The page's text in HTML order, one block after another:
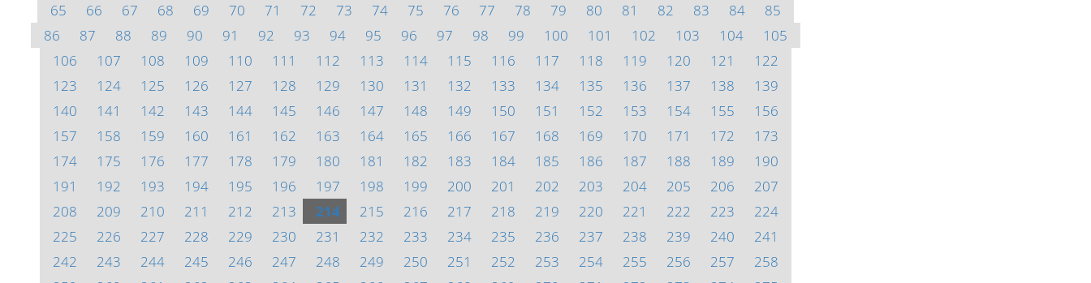
65
66 67 68 69 70 71 72 73 74 75 76 77 78 79 80 81 82 83 84
85
86
87 88 89 90 91 92 93 94 95 96 97 98 99 100 101 102 103 104
105
106
107 108 109 110 111 112 113 114 115 116 117 118 119 120 121
122
123
124 125 126 127 128 129 130 131 132 133 134 135 136 137 138
139
140
141 142 143 144 145 146 147 148 149 150 151 152 153 154 155
156
157
158 159 160 161 162 163 164 165 166 167 168 169 170 171 172
173
174
175 176 177 178 179 180 181 182 183 184 185 186 187 188 189
190
191
192 193 194 195 196 197 198 199 200 201 202 203 204 205 206
207
208
209 210 211 212 213 214 215 216 217 218 219 220 221 222 223
224
225
226 227 228 229 230 231 232 233 234 235 236 237 238 239 240
241
242
243 244 245 246 247 248 249 250 251 252 253 254 255 256 257
258